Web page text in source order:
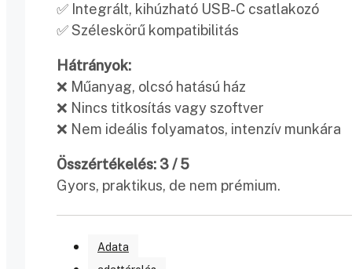
✅ Integrált, kihúzható USB-C csatlakozó
✅ Széleskörű kompatibilitás
Hátrányok:
❌ Műanyag, olcsó hatású ház
❌ Nincs titkosítás vagy szoftver
❌ Nem ideális folyamatos, intenzív munkára
Összértékelés: 3 / 5
Gyors, praktikus, de nem prémium.
Adata